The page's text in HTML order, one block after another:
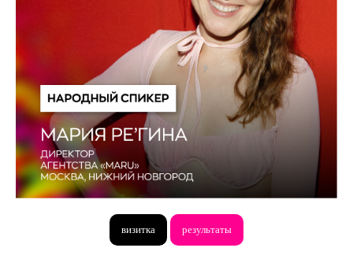
визитка результаты